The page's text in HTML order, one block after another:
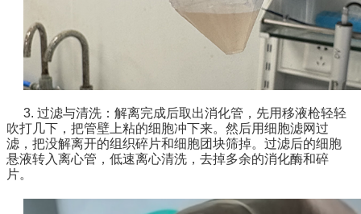
3. 过滤与清洗：解离完成后取出消化管，先用移液枪轻轻
吹打几下，把管壁上粘的细胞冲下来。然后用细胞滤网过
滤，把没解离开的组织碎片和细胞团块筛掉。过滤后的细胞
悬液转入离心管，低速离心清洗，去掉多余的消化酶和碎
片。